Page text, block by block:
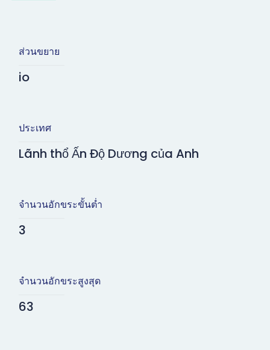
ส่วนขยาย
io
ประเทศ
Lãnh thổ Ấn Độ Dương của Anh
จำนวนอักขระขั้นต่ำ
3
จำนวนอักขระสูงสุด
63